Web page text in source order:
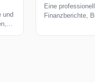
und
Eine
Finanzberichte,
bearbeitbare